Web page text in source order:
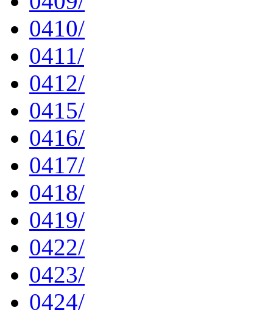
0410/
0411/
0412/
0415/
0416/
0417/
0418/
0419/
0422/
0423/
0424/